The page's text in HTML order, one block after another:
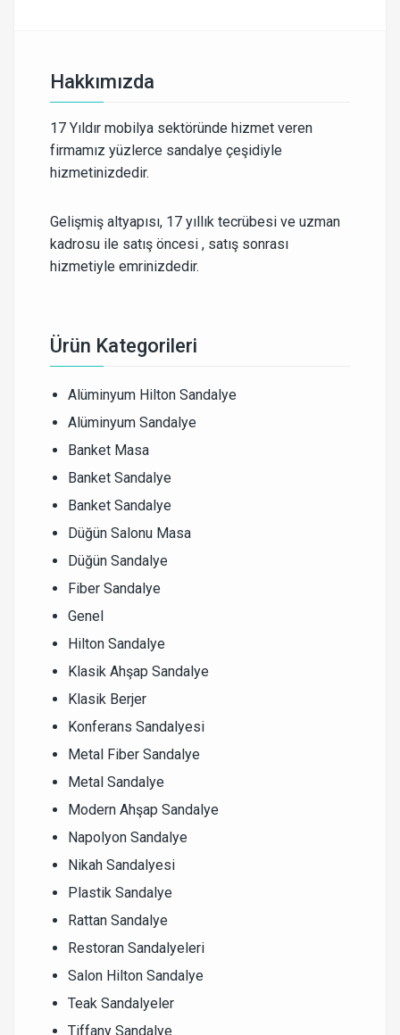
Hakkımızda
17 Yıldır mobilya sektöründe hizmet veren
firmamız yüzlerce sandalye çeşidiyle
hizmetinizdedir.
Gelişmiş altyapısı, 17 yıllık tecrübesi ve uzman
kadrosu ile satış öncesi , satış sonrası
hizmetiyle emrinizdedir.
Ürün Kategorileri
Alüminyum Hilton Sandalye
Alüminyum Sandalye
Banket Masa
Banket Sandalye
Banket Sandalye
Düğün Salonu Masa
Düğün Sandalye
Fiber Sandalye
Genel
Hilton Sandalye
Klasik Ahşap Sandalye
Klasik Berjer
Konferans Sandalyesi
Metal Fiber Sandalye
Metal Sandalye
Modern Ahşap Sandalye
Napolyon Sandalye
Nikah Sandalyesi
Plastik Sandalye
Rattan Sandalye
Restoran Sandalyeleri
Salon Hilton Sandalye
Teak Sandalyeler
Tiffany Sandalye